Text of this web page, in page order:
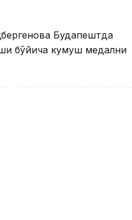
Будапештда
бўйича кумуш медални